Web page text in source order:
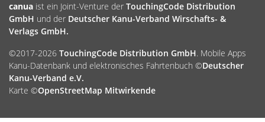
canua ist ein Joint-Venture der TouchingCode Distribution
GmbH und der Deutscher Kanu-Verband Wirschafts- &
Verlags GmbH.
©2017-2026 TouchingCode Distribution GmbH. Mobile Apps
Kanu-Datenbank und elektronisches Fahrtenbuch ©Deutscher
Kanu-Verband e.V.
Karte ©OpenStreetMap Mitwirkende